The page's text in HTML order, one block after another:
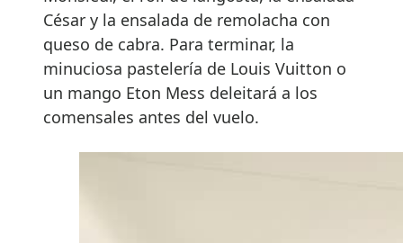
César y la ensalada de remolacha con
queso de cabra. Para terminar, la
minuciosa pastelería de Louis Vuitton o
un mango Eton Mess deleitará a los
comensales antes del vuelo.